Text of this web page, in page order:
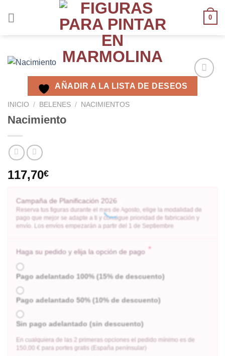
0
AÑADIR
AÑADIR A LA LISTA DE DESEOS
INICIO / BELENES / NACIMIENTOS
Nacimiento
117,70€
Campaña de Planificación 2026
Reserva tus figuras durante el mes de Agosto, elige la modalidad de
pago que mejor se adapte a ti y consigue prioridad de fabricación y
envío. Los envíos empezarán a partir del 1 de Septiembre
Haga su pedido y elija la opción de pago *
Pago adelantado 100% (15% de descuento)
Pago adelantado 50% (10% de descuento)
Sin pago adelantado (sin descuento)
En cualquiera de las 2 primeras opciones el pedido mínimo es de
150,00 € para portes gratis (España penínsular)